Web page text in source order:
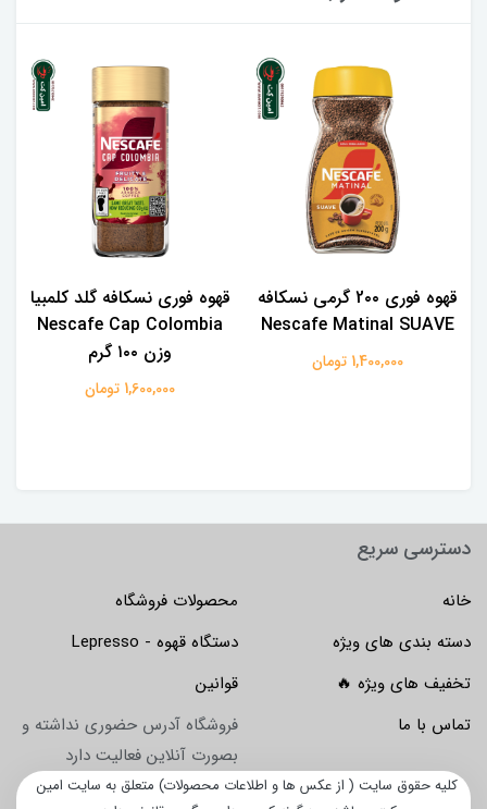
قهوه فوری 2۰۰ گرمی نسکافه
Nescafe Matinal SUAVE
1,400,000 تومان
قهوه فوری نسکافه گلد کلمبیا
Nescafe Cap Colombia
وزن ۱۰۰ گرم
1,600,000 تومان
دسترسی سریع
خانه
محصولات فروشگاه
دسته بندی های ویژه
دستگاه قهوه - Lepresso
تخفیف های ویژه 🔥
قوانین
تماس با ما
فروشگاه آدرس حضوری نداشته و
بصورت آنلاین فعالیت دارد
کلیه حقوق سایت ( از عکس ها و اطلاعات محصولات) متعلق به سایت امین